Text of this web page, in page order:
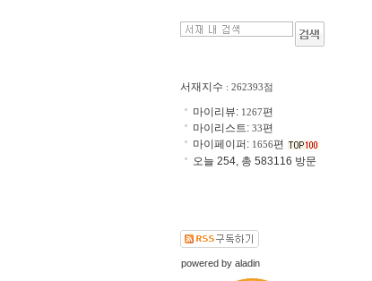
서재지수 : 262393점
마이리뷰: 1267편
마이리스트: 33편
마이페이퍼: 1656편
오늘 254, 총 583116 방문
powered by aladin